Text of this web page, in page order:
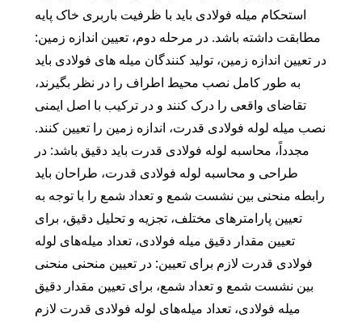
استحکام میله فولادی باید با ظرفیت باربری خاک پایه
مطابقت داشته باشد. در مرحله دوم، تعیین اندازه زمین:
در تعیین اندازه زمین، تولید کنندگان میله های فولادی باید
به طور کامل نصب محیط اطراف را در نظر بگیرند،
تقاضای واقعی را درک کنند و در ترکیب با اصل ایمنی
نصب میله لوله فولادی قدرت، اندازه زمین را تعیین کنند.
مجدداً، محاسبه لوله فولادی قدرت باید دقیق باشد: در
طراحی و محاسبه لوله فولادی قدرت، طراحان باید
رابطه منحنی بین نشست شمع و تعداد شمع را با توجه به
تعیین پارامترهای مختلف، تجزیه و تحلیل دقیق، برای
تعیین مقدار دقیق میله فولادی، تعداد میله‌های لوله
فولادی قدرت لازم برای تعیین: در تعیین منحنی منحنی
بین نشست شمع و تعداد شمع، برای تعیین مقدار دقیق
میله فولادی، تعداد میله‌های لوله فولادی قدرت لازم